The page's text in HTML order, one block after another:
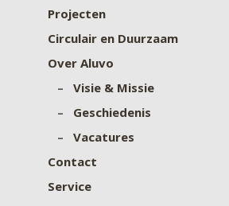
Projecten
Circulair en Duurzaam
Over Aluvo
– Visie & Missie
– Geschiedenis
– Vacatures
Contact
Service